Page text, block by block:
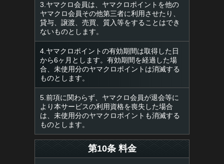
3.ヤマクロ会員は、ヤマクロポイントを他の
ヤマクロ会員その他第三者に利用させたり、
貸与、譲渡、売買、質入等をすることはでき
ないものとします。
4.ヤマクロポイントの有効期間は取得した日
から6ヶ月とします。有効期間を経過した場
合、未使用分のヤマクロポイントは消滅する
ものとします。
5.前項に関わらず、ヤマクロ会員が退会等に
より本サービスの利用資格を喪失した場合
は、未使用分のヤマクロポイントも消滅する
ものとします。
第10条 料金